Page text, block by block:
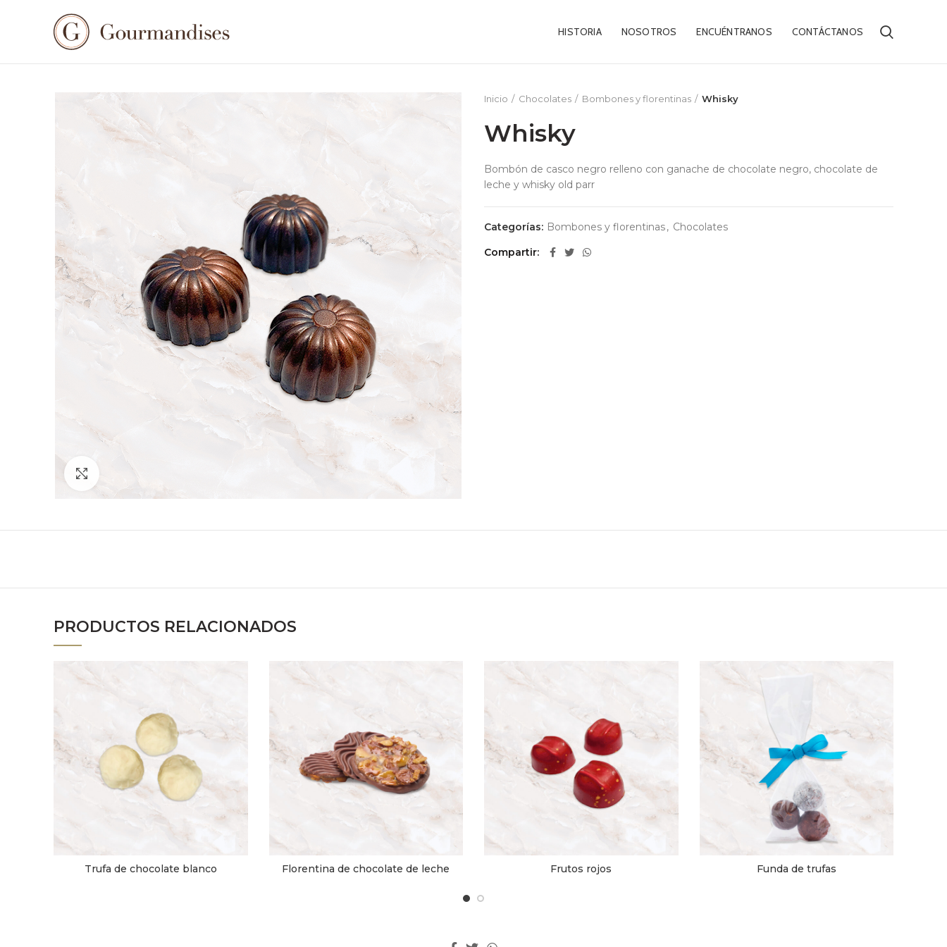
HISTORIA NOSOTROS ENCUÉNTRANOS CONTÁCTANOS
Inicio Chocolates Bombones y florentinas Whisky
Whisky
Bombón de casco negro relleno con ganache de chocolate negro, chocolate de
leche y whisky old parr
Categorías: Bombones y florentinas, Chocolates
Compartir
PRODUCTOS RELACIONADOS
Trufa de chocolate blanco Florentina de chocolate de leche Frutos rojos Funda de trufas